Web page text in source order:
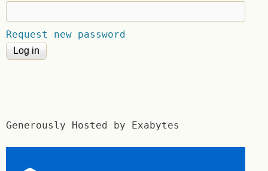
Request new password
Generously Hosted by Exabytes